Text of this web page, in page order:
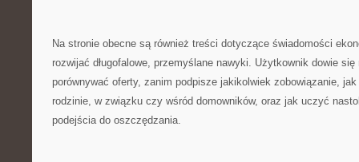
Na stronie obecne są również treści dotyczące świadomości
rozwijać długofalowe, przemyślane nawyki. Użytkownik dowie
porównywać oferty, zanim podpisze jakikolwiek zobowiązanie,
rodzinie, w związku czy wśród domowników, oraz jak uczyć
podejścia do oszczędzania.